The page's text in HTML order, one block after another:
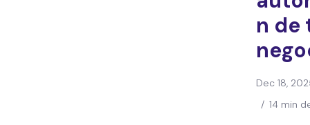
n de
Dec 18,
/ 14 min